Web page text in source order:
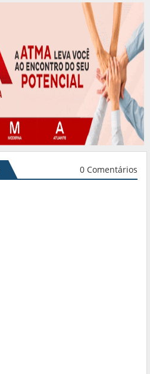
0 Comentários